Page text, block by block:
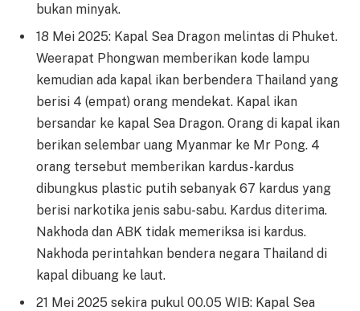
bukan minyak.
18 Mei 2025: Kapal Sea Dragon melintas di Phuket.
Weerapat Phongwan memberikan kode lampu
kemudian ada kapal ikan berbendera Thailand yang
berisi 4 (empat) orang mendekat. Kapal ikan
bersandar ke kapal Sea Dragon. Orang di kapal ikan
berikan selembar uang Myanmar ke Mr Pong. 4
orang tersebut memberikan kardus-kardus
dibungkus plastic putih sebanyak 67 kardus yang
berisi narkotika jenis sabu-sabu. Kardus diterima.
Nakhoda dan ABK tidak memeriksa isi kardus.
Nakhoda perintahkan bendera negara Thailand di
kapal dibuang ke laut.
21 Mei 2025 sekira pukul 00.05 WIB: Kapal Sea